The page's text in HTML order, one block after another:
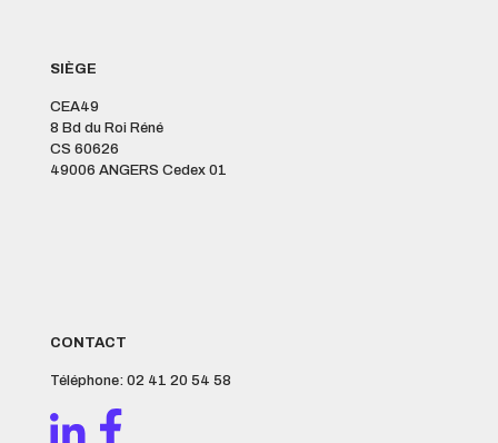
SIÈGE
CEA49
8 Bd du Roi Réné
CS 60626
49006 ANGERS Cedex 01
CONTACT
Téléphone: 02 41 20 54 58